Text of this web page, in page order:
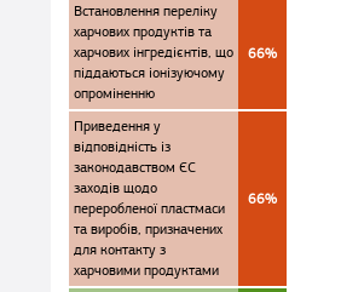
Встановлення переліку
харчових продуктів та
харчових інгредієнтів, що
піддаються іонізуючому
опроміненню
66%
Приведення у
відповідність із
законодавством ЄС
заходів щодо
переробленої пластмаси
та виробів, призначених
для контакту з
харчовими продуктами
66%